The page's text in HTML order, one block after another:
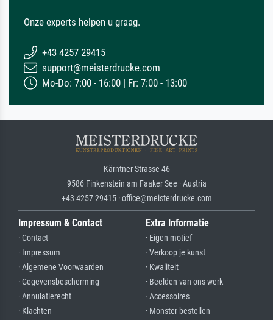
Onze experts helpen u graag.
+43 4257 29415
support@meisterdrucke.com
Mo-Do: 7:00 - 16:00 | Fr: 7:00 - 13:00
Kärntner Strasse 46
9586 Finkenstein am Faaker See · Austria
+43 4257 29415 · office@meisterdrucke.com
Impressum & Contact
· Contact
· Impressum
· Algemene Voorwaarden
· Gegevensbescherming
· Annulatierecht
· Klachten
Extra Informatie
· Eigen motief
· Verkoop je kunst
· Kwaliteit
· Beelden van ons werk
· Accessoires
· Monster bestellen